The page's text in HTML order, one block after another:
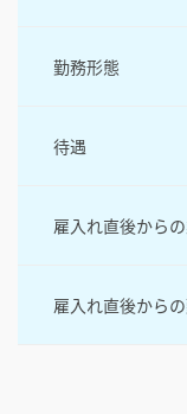
勤務形態
待遇
雇入れ直後から
雇入れ直後から